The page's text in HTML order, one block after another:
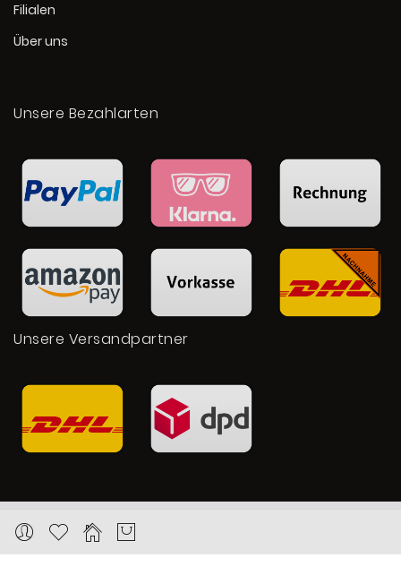
Filialen
Über uns
Unsere Bezahlarten
Unsere Versandpartner
Copyright © 2026 Karat24.net